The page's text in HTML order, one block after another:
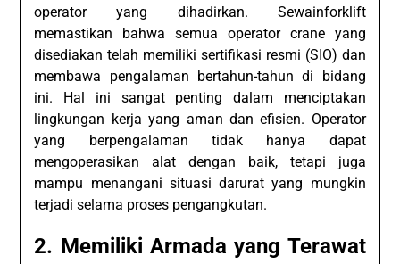
operator yang dihadirkan. Sewainforklift
memastikan bahwa semua operator crane yang
disediakan telah memiliki sertifikasi resmi (SIO) dan
membawa pengalaman bertahun-tahun di bidang
ini. Hal ini sangat penting dalam menciptakan
lingkungan kerja yang aman dan efisien. Operator
yang berpengalaman tidak hanya dapat
mengoperasikan alat dengan baik, tetapi juga
mampu menangani situasi darurat yang mungkin
terjadi selama proses pengangkutan.
2. Memiliki Armada yang Terawat